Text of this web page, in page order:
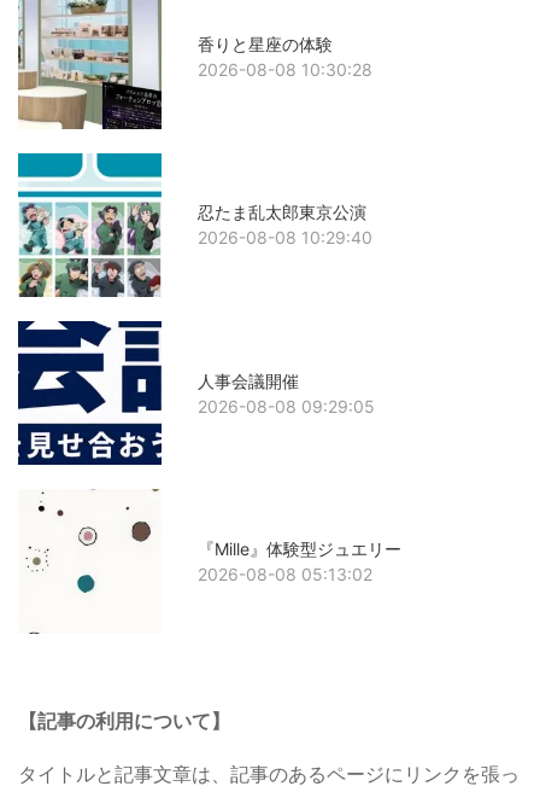
香りと星座の体験
2026-08-08 10:30:28
忍たま乱太郎東京公演
2026-08-08 10:29:40
人事会議開催
2026-08-08 09:29:05
『Mille』体験型ジュエリー
2026-08-08 05:13:02
【記事の利用について】
タイトルと記事文章は、記事のあるページにリンクを張っ